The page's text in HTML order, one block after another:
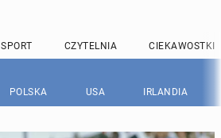
SPORT CZYTELNIA CIEKAWOSTKI
POLSKA USA IRLANDIA